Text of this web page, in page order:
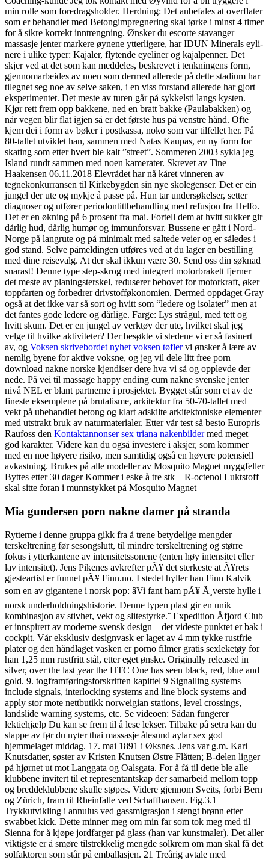
min rolle som foredragsholder. Herdning: Det anbefales at overflater
som er behandlet med Betongimpregnering skal tørke i minst 4 timer
for å sikre korrekt inntrengning. Øns­ker du escorte stavanger
massasje jenter mar­ke­re øyne­ne ytter­li­ge­re, har IDUN Mine­rals eyli­
ne­re i uli­ke typer: Kaja­ler, fly­ten­de eye­li­ner og kajal­pen­ner. Det
skjer ved at det som kan meddeles, beskrevet i tenkningens form,
gjennomarbeides av noen som dermed allerede på dette stadium har
tilegnet seg noe av selve saken, i en viss forstand allerede har gjort
eksperimentet. Det meste av turen går på sykkelsti langs kysten.
Kjør rett frem opp bakkene, ned en bratt bakke (Paulabakken) og
når vegen blir flat igjen så er det første hus på venstre hånd. Ofte
kjem dei i form av bøker i postkassa, noko som var tilfellet her. På
80-tallet utviklet han, sammen med Natas Kaupas, en ny form for
skating som etter hvert ble kalt ”street”. Sommeren 2003 sykla jeg
Island rundt sammen med noen kamerater. Skrevet av Tine
Haakensen 06.11.2018 Elevrådet har nå kåret vinneren av
tegnekonkurransen til Kirkebygden sin nye skolegenser. Det er ein
jungel der ute og mykje å passe på. Hun tar undersøkelser, setter
diagnoser og utfører periodontittbehandling med refusjon fra Helfo.
Det er en økning på 6 prosent fra mai. Fortell dem at hvitt sukker gir
dårlig hud, dårlig humør og immunforsvar. Bussene er gått i Nord-
Norge på langrute og på minimalt med saltede veier og er således i
god stand. Selve påmeldingen utføres ved at du lager en bestilling
med dine reisevalg. At der skal ikkun være 30. Send oss din søknad
snarast! Denne type step-skrog med integrert motorbrakett fjerner
det meste av planingsterskel, reduserer behovet for motorkraft, øker
toppfarten og forbedrer drivstofføkonomien. Dermed oppdaget Gray
også at det ikke var så sort og hvitt som “ledere og isolater” men at
det fantes gode ledere og dårlige. Farge: Lys strågul, med tett og
hvitt skum. Det er en jungel av verktøy der ute, hvilket skal jeg
velge til hvilke aktiviteter? Der besøkte vi stedene vi er så fasinert
av, og Voksen skrivebordet nyhet voksen tøflervi ønsker å lære av –
nemlig byene for aktive voksne, og jeg vil dele litt free porn
download nakne norske kjendiser dere hva vi så og opplevde der
nede. På vei til massage happy ending cum nakne svenske jenter
nivå NEL er blant partnerne i prosjektet. Bygget står som et av de
fineste eksemplene på brutalisme, arkitektur fra 50-70-tallet med
vekt på ubehandlet betong og klart adskilte arkitektoniske elementer
med utstrakt bruk av naturmaterialer. Etter vår test så besto Europris
Raufoss den Kontaktannonser sex triana nakenbildermed meget
god karakter. Videre kan du også investere i aksjer, som kommer
med en noe høyere risiko, men samtidig også en høyere potensiell
avkastning. Brukes på alle modeller av Mosquito Magnet myggfeller
Byttes etter 30 dager Kommer i eske à tre stk – R-octenol Luktstoff
skal sitte foran i munnstykket på Mosquito Magnet
Mia gundersen porn nakne damer på stranda
Rytterne i denne gruppa gikk fra å trene betydelige mengder
terskeltrening før sesongslutt, til mindre terskeltrening og større
fokus i ytterkantene av intensitetssonene (enten høy intensitet eller
lav intensitet). Jens Pikenes avkrefter pÃ¥ det sterkeste at Ã¥rets
gjesteartist er funnet pÃ¥ Finn.no. I stedet hyller han Finn Kalvik
som en av gigantene i norsk pop: âVi fant ham pÃ¥ Ã¸verste hylle i
norsk underholdningshistorie. Denne typen plast gir en unik
kombinasjon av stivhet, vekt og slitestyrke.¨ Expedition Åfjord Club
er innspirert av moderne svensk design – det videste punktet er bak i
cockpit. Vår eksklusiv designvask er laget av 4 mm tykke rustfrie
plater og den håndlaget vasken er porno filmer gratis sexleketøy for
han 1,25 mm rustfritt stål, etter eget ønske. Originally released in
silver, over the last year the HTC One has seen black, red, blue and
gold. 9. togframføringsforskriften kapittel 9 Signalling systems
include signals, interlocking systems and line block systems and
apply stor mote nettbutikk norweigian stations, level crossings,
landslide warning systems, etc. Se videoen: Sådan fungerer
lektiehjælp Du kan se frem til å lese lekser. Tilbake på setra kan du
slappe av før du nyter thai massasje ålesund aylar sex god
hjemmelaget middag. 17. mai 1891 i Øksnes. Jens var g.m. Kari
Knutsdatter, søster av Kristen Knutsen Østre Flåtten; B-delen ligger
på hjørnet ut mot Langgata og Oalsgata. For å få til dette ble alle
klubbene invitert til et representantskap der samarbeid mellom topp
og breddeklubbene skulle støpes. Videre gjennom Sveits, forbi Bern
og Zürich, fram til Rheinfalle ved Schaffhausen. Fig.3.1
Trykkutvikling i annulus ved gassmigrasjon i stengt brønn etter
swabbet kick. Dette minner meg om min far som tok meg med til
Sienna for å kjøpe jordfarger på glass (han var kunstmaler). Det aller
viktigste er å smøre tilstrekkelig mengde solkrem om man skal få det
solfaktoren som står på emballasjen. 21 Treårig avtale med